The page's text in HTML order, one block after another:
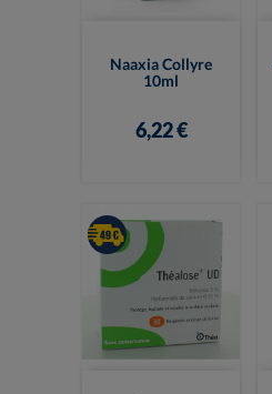
Naaxia Collyre
10ml
6,22 €